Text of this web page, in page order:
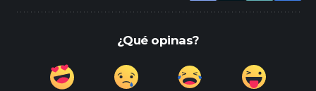
¿Qué opinas?